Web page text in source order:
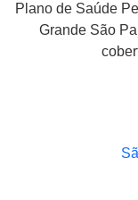
Plano de Saúde
Grande São